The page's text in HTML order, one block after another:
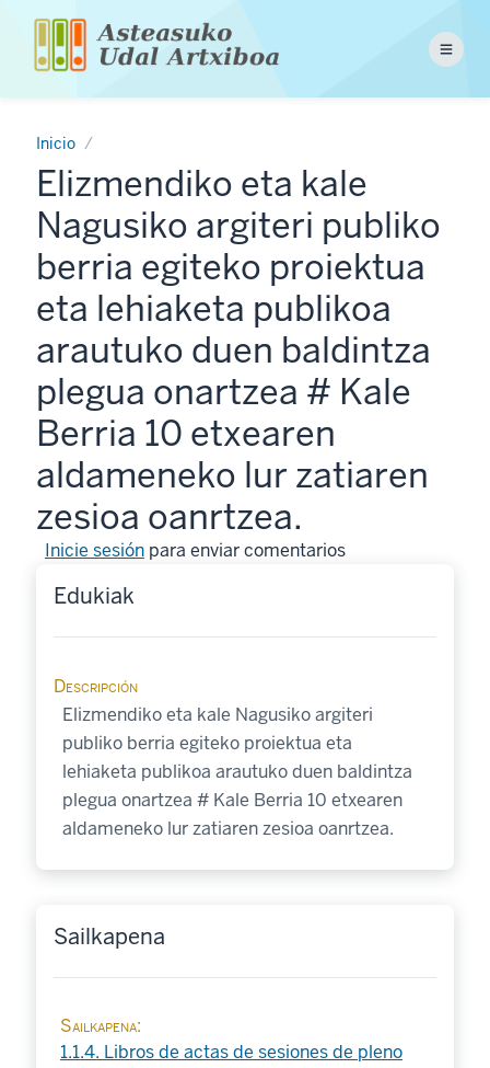
contenido
Menu
Inicio
Elizmendiko eta kale
Nagusiko argiteri publiko
berria egiteko proiektua
eta lehiaketa publikoa
arautuko duen baldintza
plegua onartzea # Kale
Berria 10 etxearen
aldameneko lur zatiaren
zesioa oanrtzea.
Inicie sesiónpara enviar comentarios
Edukiak
Descripción
Elizmendiko eta kale Nagusiko argiteri
publiko berria egiteko proiektua eta
lehiaketa publikoa arautuko duen baldintza
plegua onartzea # Kale Berria 10 etxearen
aldameneko lur zatiaren zesioa oanrtzea.
Sailkapena
Sailkapena
1.1.4. Libros de actas de sesiones de pleno